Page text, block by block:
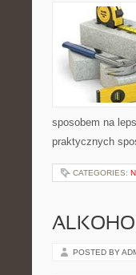
sposobem na
praktycznych
CATEGORIES:
POSTED BY